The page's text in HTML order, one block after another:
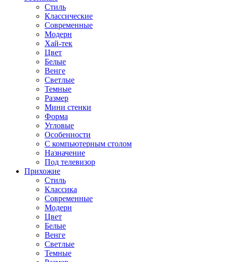
Стиль
Классические
Современные
Модерн
Хай-тек
Цвет
Белые
Венге
Светлые
Темные
Размер
Мини стенки
Форма
Угловые
Особенности
С компьютерным столом
Назначение
Под телевизор
Прихожие
Стиль
Классика
Современные
Модерн
Цвет
Белые
Венге
Светлые
Темные